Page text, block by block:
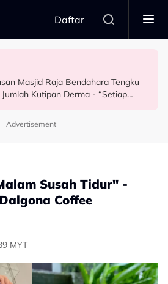
Daftar
‘Titik Hitam’ Dalam Hidup,
Duit Syiling Untuk Isi Minyak - “Nak
Masjid Raja Bendahara Tengku
Kutipan Derma - “Setiap
Diraja Isteri Putera Abdul
Merta
Drama, Mira Filzah Kongsi
‘Wish List’
Advertisement
Susah Tidur" -
Coffee
MYT